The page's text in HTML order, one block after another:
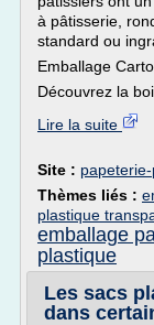
à pâtisserie,
standard ou
Emballage
Découvrez la
Lire la suite
Site :
Thèmes liés :
plastique
emballage
plastique
Les sacs
dans